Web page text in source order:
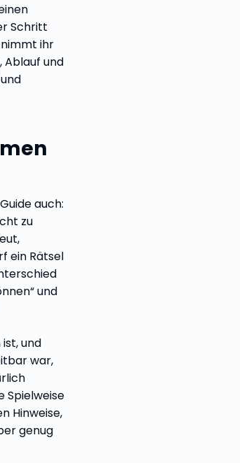
Schritt
ihr
Ablauf und
auch:
zu
ein Rätsel
und
und
war,
Spielweise
Hinweise,
genug